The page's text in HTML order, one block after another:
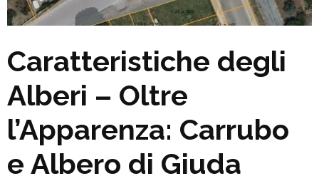
Caratteristiche degli
Alberi – Oltre
l’Apparenza: Carrubo
e Albero di Giuda